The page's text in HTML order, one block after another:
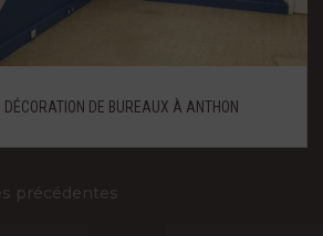
DÉCORATION DE BUREAUX À ANTHON
précédentes